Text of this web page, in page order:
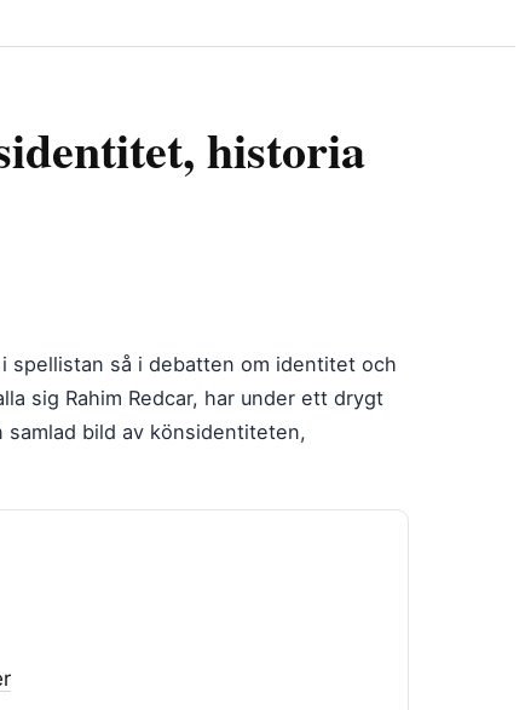
historia
spellistan så i debatten om identitet och
sig Rahim Redcar, har under ett drygt
samlad bild av könsidentiteten,